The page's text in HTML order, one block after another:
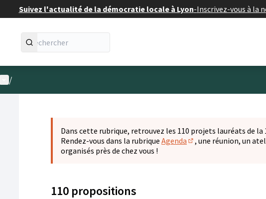
Suivez l'actualité de la démocratie locale à Lyon-Inscrivez-vous à la
utilisateur
/
Dans cette rubrique, retrouvez les 110 projets lauréats de
Rendez-vous dans la rubrique Agenda
(S'ouvre dans un
, une réunion, un
organisés près de chez vous !
110 propositions